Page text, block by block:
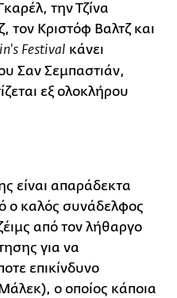
την Τζίνα
τον Κριστόφ Βαλτζ και
Festival κάνει
Σαν Σεμπαστιάν,
εξ ολοκλήρου
είναι απαράδεκτα
ο καλός συνάδελφος
από τον λήθαργο
για να
επικίνδυνο
ο οποίος κάποια